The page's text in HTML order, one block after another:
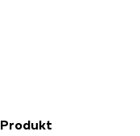
Produkt